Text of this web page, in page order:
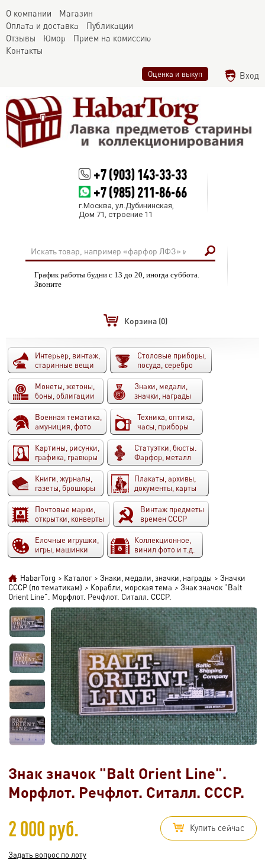
О компании
Магазин
Оплата и доставка
Публикации
Отзывы
Юмор
Прием на комиссию
Контакты
Оценка и выкуп Вход
+7 (903) 143-33-33
+7 (985) 211-86-66
г.Москва, ул.Дубининская,
Дом 71, строение 11
График работы будни с 13 до 20, иногда суббота.
Звоните
Корзина (0)
Интерьер, винтаж,
старинные вещи
Столовые приборы,
посуда, серебро
Монеты, жетоны,
боны, облигации
Знаки, медали,
значки, награды
Военная тематика,
амуниция, фото
Техника, оптика,
часы, приборы
Картины, рисунки,
графика, гравюры
Статуэтки, бюсты.
Фарфор, металл
Книги, журналы,
газеты, брошюры
Плакаты, архивы,
документы, карты
Почтовые марки,
открытки, конверты
Винтаж предметы
времен СССР
Елочные игрушки,
игры, машинки
Коллекционное,
винил фото и т.д.
HabarTorg > Каталог > Знаки, медали, значки, награды > Значки
СССР (по тематикам) > Корабли, морская тема > Знак значок "Balt
Orient Line". Морфлот. Речфлот. Ситалл. СССР.
Знак значок "Balt Orient Line".
Морфлот. Речфлот. Ситалл. СССР.
2 000 руб. Купить сейчас
Задать вопрос по лоту